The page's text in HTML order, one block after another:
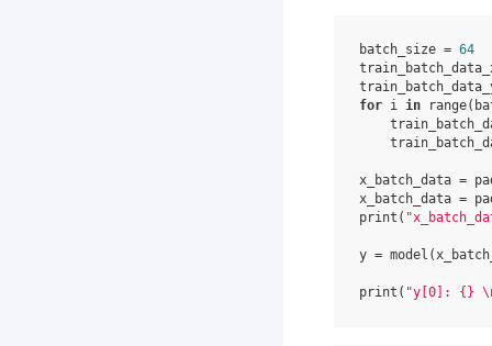
batch_size = 64
for i in range(
x_batch_data =
x_batch_data =
print (
y = model (
print ( "y[0]: {}